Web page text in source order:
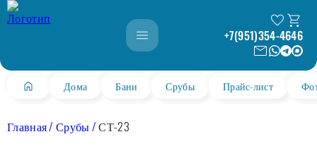
+7(951)354-4646
Дома Бани Срубы Прайс-лист
Главная Срубы СТ-23